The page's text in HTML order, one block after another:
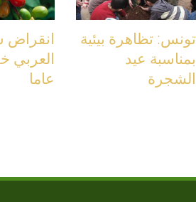
تونس: تظاهرة بيئية
بمناسبة عيد
الشجرة
انقراض
عاما